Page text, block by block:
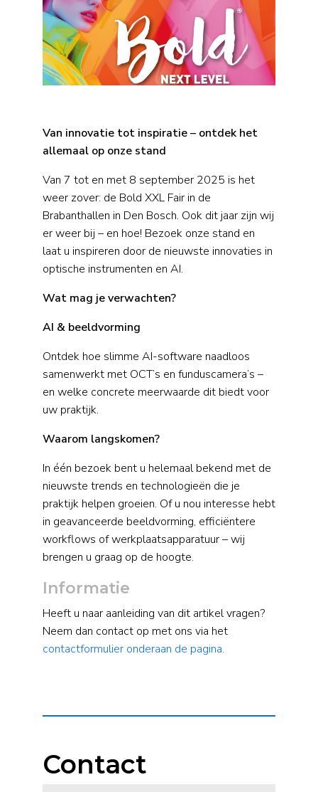
Van innovatie tot inspiratie – ontdek het
allemaal op onze stand
Van 7 tot en met 8 september 2025 is het
weer zover: de Bold XXL Fair in de
Brabanthallen in Den Bosch. Ook dit jaar zijn wij
er weer bij – en hoe! Bezoek onze stand en
laat u inspireren door de nieuwste innovaties in
optische instrumenten en AI.
Wat mag je verwachten?
AI & beeldvorming
Ontdek hoe slimme AI-software naadloos
samenwerkt met OCT’s en funduscamera’s –
en welke concrete meerwaarde dit biedt voor
uw praktijk.
Waarom langskomen?
In één bezoek bent u helemaal bekend met de
nieuwste trends en technologieën die je
praktijk helpen groeien. Of u nou interesse hebt
in geavanceerde beeldvorming, efficiëntere
workflows of werkplaatsapparatuur – wij
brengen u graag op de hoogte.
Informatie
Heeft u naar aanleiding van dit artikel vragen?
Neem dan contact op met ons via het
contactformulier onderaan de pagina.
Contact